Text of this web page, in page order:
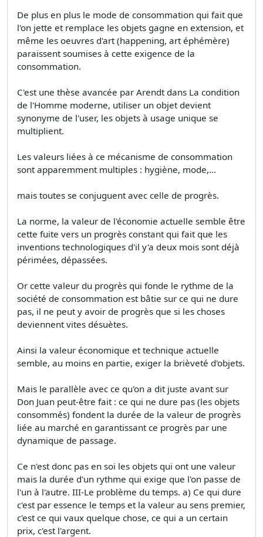
De plus en plus le mode de consommation qui fait que
l'on jette et remplace les objets gagne en extension, et
même les oeuvres d'art (happening, art éphémère)
paraissent soumises à cette exigence de la
consommation.
C'est une thèse avancée par Arendt dans La condition
de l'Homme moderne, utiliser un objet devient
synonyme de l'user, les objets à usage unique se
multiplient.
Les valeurs liées à ce mécanisme de consommation
sont apparemment multiples : hygiène, mode,...
mais toutes se conjuguent avec celle de progrès.
La norme, la valeur de l'économie actuelle semble être
cette fuite vers un progrès constant qui fait que les
inventions technologiques d'il y'a deux mois sont déjà
périmées, dépassées.
Or cette valeur du progrès qui fonde le rythme de la
société de consommation est bâtie sur ce qui ne dure
pas, il ne peut y avoir de progrès que si les choses
deviennent vites désuètes.
Ainsi la valeur économique et technique actuelle
semble, au moins en partie, exiger la brièveté d'objets.
Mais le parallèle avec ce qu'on a dit juste avant sur
Don Juan peut-être fait : ce qui ne dure pas (les objets
consommés) fondent la durée de la valeur de progrès
liée au marché en garantissant ce progrès par une
dynamique de passage.
Ce n'est donc pas en soi les objets qui ont une valeur
mais la durée d'un rythme qui exige que l'on passe de
l'un à l'autre. III-Le problème du temps. a) Ce qui dure
c'est par essence le temps et la valeur au sens premier,
c'est ce qui vaux quelque chose, ce qui a un certain
prix, c'est l'argent.